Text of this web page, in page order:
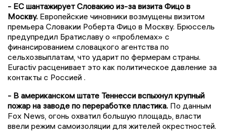
- ЕС шантажирует Словакию из-за визита Фицо в
Москву. Европейские чиновники возмущены визитом
премьера Словакии Роберта Фицо в Москву. Брюссель
предупредил Братиславу о «проблемах» с
финансированием словацкого агентства по
сельхозвыплатам, что ударит по фермерам страны.
Euractiv расценивает это как политическое давление за
контакты с Россией .
- В американском штате Теннесси вспыхнул крупный
пожар на заводе по переработке пластика. По данным
Fox News, огонь охватил большую площадь, власти
ввели режим самоизоляции для жителей окрестностей.